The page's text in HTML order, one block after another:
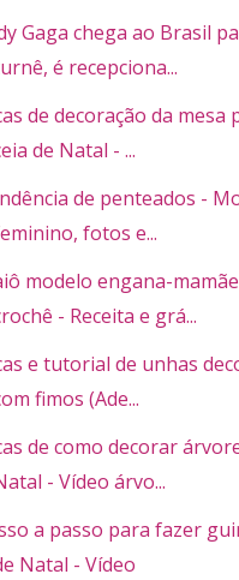
Gaga chega ao Brasil
é recepciona...
de decoração da mesa
de Natal - ...
de penteados -
fotos e...
modelo engana-
- Receita e grá...
e tutorial de unhas
fimos (Ade...
de como decorar
- Vídeo árvo...
a passo para fazer
Natal - Vídeo